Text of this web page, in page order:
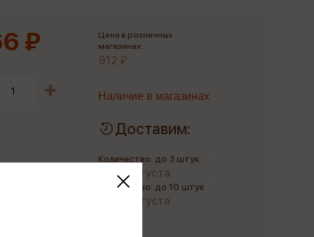
₽
Цена в розничных
магазинах:
912 ₽
Наличие в магазинах
Доставим:
Количество: до 3 штук
до 10 августа
Количество: до 10 штук
до 21 августа